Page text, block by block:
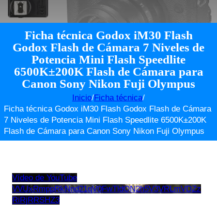
Ficha técnica Godox iM30 Flash
Godox Flash de Cámara 7 Niveles de
Potencia Mini Flash Speedlite
6500K±200K Flash de Cámara para
Canon Sony Nikon Fuji Olympus
Inicio/Ficha técnica/
Ficha técnica Godox iM30 Flash Godox Flash de Cámara
7 Niveles de Potencia Mini Flash Speedlite 6500K±200K
Flash de Cámara para Canon Sony Nikon Fuji Olympus
Vídeo de YouTube
VVUxRmppRkNnd21qV0FwTldON2h5V3VRLmVDZz
RiRjRRSHZ3